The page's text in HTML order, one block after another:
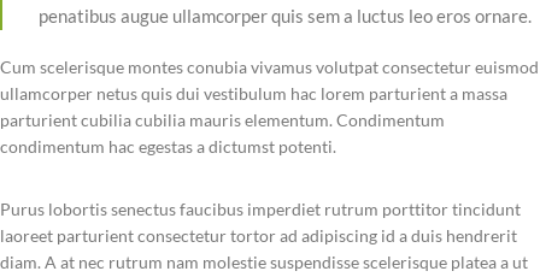
penatibus augue ullamcorper quis sem a luctus leo eros ornare.
Cum scelerisque montes conubia vivamus volutpat consectetur euismod
ullamcorper netus quis dui vestibulum hac lorem parturient a massa
parturient cubilia cubilia mauris elementum. Condimentum
condimentum hac egestas a dictumst potenti.
Purus lobortis senectus faucibus imperdiet rutrum porttitor tincidunt
laoreet parturient consectetur tortor ad adipiscing id a duis hendrerit
diam. A at nec rutrum nam molestie suspendisse scelerisque platea a ut